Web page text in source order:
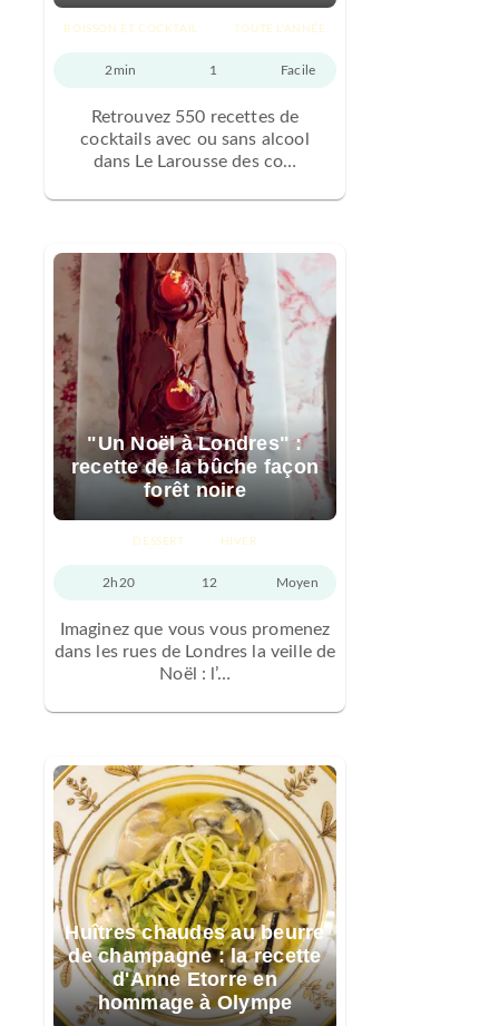
BOISSON ET COCKTAIL TOUTE L'ANNÉE
2min 1 Facile
Retrouvez 550 recettes de
cocktails avec ou sans alcool
dans Le Larousse des co…
"Un Noël à Londres" :
recette de la bûche façon
forêt noire
DESSERT HIVER
2h20 12 Moyen
Imaginez que vous vous promenez
dans les rues de Londres la veille de
Noël : l’…
Huîtres chaudes au beurre
de champagne : la recette
d'Anne Etorre en
hommage à Olympe